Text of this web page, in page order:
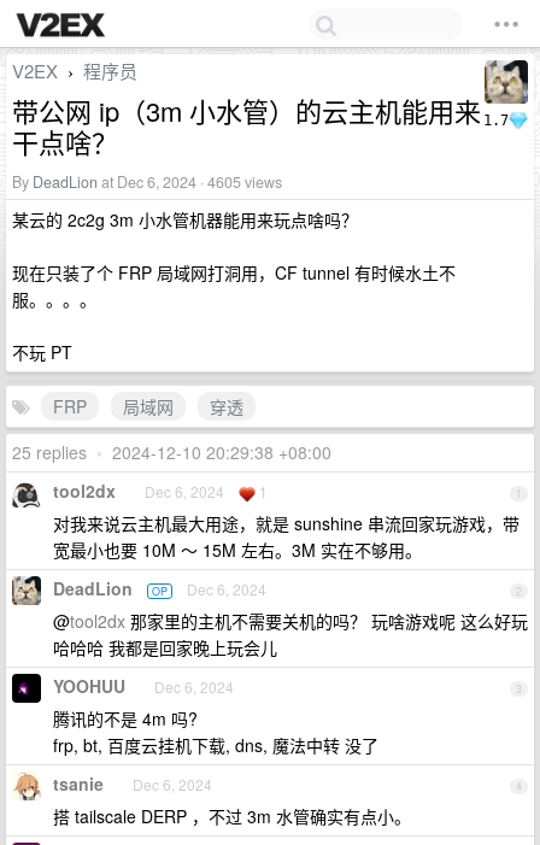
1.7
V2EX › 程序员
带公网 ip（3m 小水管）的云主机能用来
干点啥？
By DeadLion at Dec 6, 2024 · 4605 views
某云的 2c2g 3m 小水管机器能用来玩点啥吗？
现在只装了个 FRP 局域网打洞用，CF tunnel 有时候水土不
服。。。。
不玩 PT
FRP 局域网
穿透
25 replies • 2024-12-10 20:29:38 +08:00
1
tool2dx Dec 6, 2024 1
对我来说云主机最大用途，就是 sunshine 串流回家玩游戏，带
宽最小也要 10M ～ 15M 左右。3M 实在不够用。
2
DeadLion OP Dec 6, 2024
@tool2dx 那家里的主机不需要关机的吗？ 玩啥游戏呢 这么好玩
哈哈哈 我都是回家晚上玩会儿
3
YOOHUU Dec 6, 2024
腾讯的不是 4m 吗?
frp, bt, 百度云挂机下载, dns, 魔法中转 没了
4
tsanie Dec 6, 2024
搭 tailscale DERP ，不过 3m 水管确实有点小。